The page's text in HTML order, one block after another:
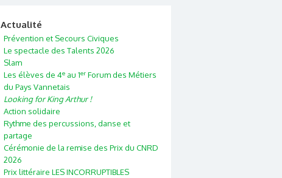
Actualité
Prévention et Secours Civiques
Le spectacle des Talents 2026
Slam
Les élèves de 4e au 1er Forum des Métiers
du Pays Vannetais
Looking for King Arthur !
Action solidaire
Rythme des percussions, danse et
partage
Cérémonie de la remise des Prix du CNRD
2026
Prix littéraire LES INCORRUPTIBLES